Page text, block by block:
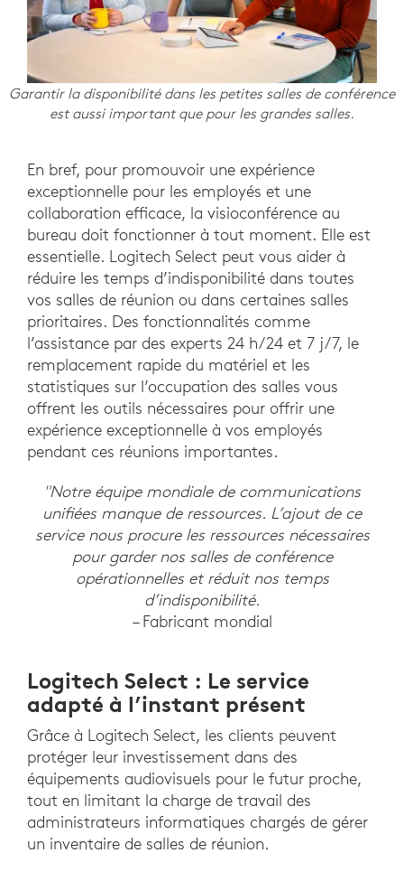
Garantir la disponibilité dans les petites salles de conférence
est aussi important que pour les grandes salles.
En bref, pour promouvoir une expérience
exceptionnelle pour les employés et une
collaboration efficace, la visioconférence au
bureau doit fonctionner à tout moment. Elle est
essentielle. Logitech Select peut vous aider à
réduire les temps d’indisponibilité dans toutes
vos salles de réunion ou dans certaines salles
prioritaires. Des fonctionnalités comme
l’assistance par des experts 24 h/24 et 7 j/7, le
remplacement rapide du matériel et les
statistiques sur l’occupation des salles vous
offrent les outils nécessaires pour offrir une
expérience exceptionnelle à vos employés
pendant ces réunions importantes.
"Notre équipe mondiale de communications
unifiées manque de ressources. L’ajout de ce
service nous procure les ressources nécessaires
pour garder nos salles de conférence
opérationnelles et réduit nos temps
d’indisponibilité.
– Fabricant mondial
Logitech Select : Le service
adapté à l’instant présent
Grâce à Logitech Select, les clients peuvent
protéger leur investissement dans des
équipements audiovisuels pour le futur proche,
tout en limitant la charge de travail des
administrateurs informatiques chargés de gérer
un inventaire de salles de réunion.